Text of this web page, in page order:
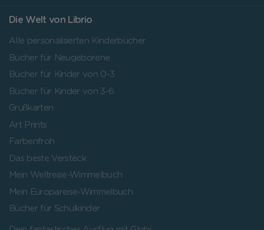
Die Welt von Librio
Alle personalisierten Kinderbücher
Bücher für Neugeborene
Bücher für Kinder von 0-3
Bücher für Kinder von 3-6
Grußkarten
Art Prints
Farbenfroh
Das beste Versteck
Mein Weltreise-Wimmelbuch
Mein Europareise-Wimmelbuch
Bücher für Schulkinder